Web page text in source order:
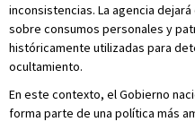
inconsistencias. La agencia
sobre consumos personales y
históricamente utilizadas para
ocultamiento.
En este contexto, el Gobierno
forma parte de una política más